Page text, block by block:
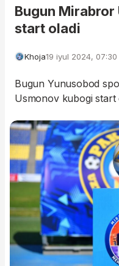
Bugun
start oladi
Khoja19 iyul 2024, 07:30
Bugun Yunusobod
Usmonov kubogi start